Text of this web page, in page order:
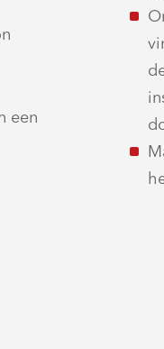
een